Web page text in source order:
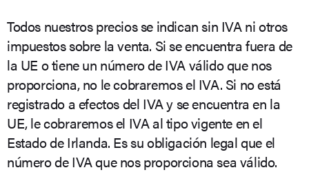
Todos nuestros precios se indican sin IVA ni otros
impuestos sobre la venta. Si se encuentra fuera de
la UE o tiene un número de IVA válido que nos
proporciona, no le cobraremos el IVA. Si no está
registrado a efectos del IVA y se encuentra en la
UE, le cobraremos el IVA al tipo vigente en el
Estado de Irlanda. Es su obligación legal que el
número de IVA que nos proporciona sea válido.